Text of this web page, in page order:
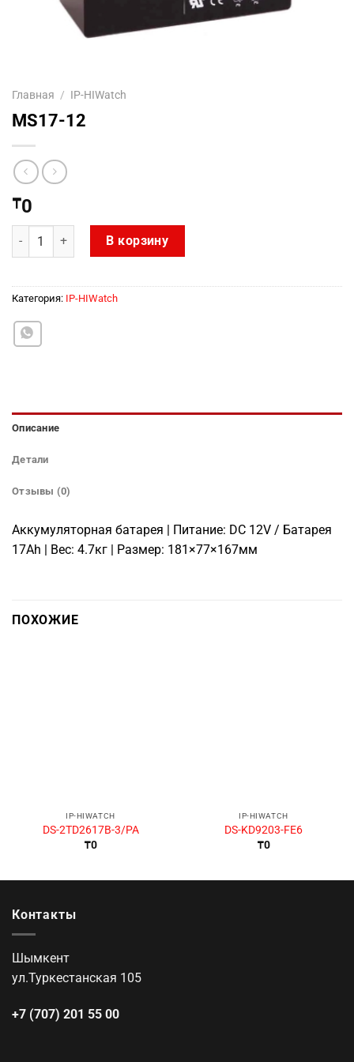
Главная / IP-HIWatch
MS17-12
₸0
Количество товара MS17-12
В корзину
Категория: IP-HIWatch
Описание
Детали
Отзывы (0)
Аккумуляторная батарея | Питание: DC 12V / Батарея
17Ah | Вес: 4.7кг | Размер: 181×77×167мм
ПОХОЖИЕ
IP-HIWATCH
DS-2TD2617B-3/PA
₸0
IP-HIWATCH
DS-KD9203-FE6
₸0
Контакты
Шымкент
ул.Туркестанская 105
+7 (707) 201 55 00